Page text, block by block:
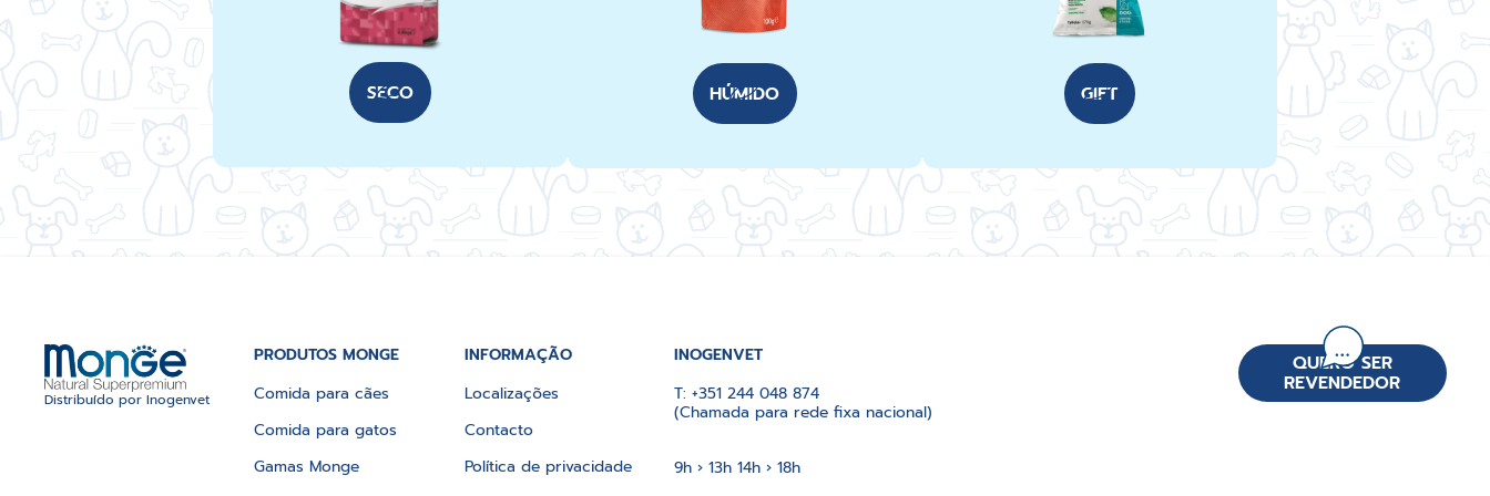
SECO HÚMIDO GIFT
Distribuído por Inogenvet
PRODUTOS MONGE
Comida para cães
Comida para gatos
Gamas Monge
INFORMAÇÃO
Localizações
Contacto
Política de privacidade
INOGENVET
T:+351 244 048 874
(Chamada para rede fixa nacional)
9h › 13h 14h › 18h
QUERO SER
REVENDEDOR